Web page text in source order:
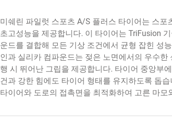
미쉐린 파일럿 스포츠 A/S 플러스 타이어는 스포
초고성능을 제공합니다. 이 타이어는 TriFusion
운드를 결합해 모든 기상 조건에서 균형 잡힌 성
인과 실리카 컴파운드는 젖은 노면에서의 우수
행 시 뛰어난 그립을 제공합니다. 타이어 중앙부
건과 강한 힘에도 타이어 형태를 유지하도록 돕
타이어와 도로의 접촉면을 최적화하여 고른 마